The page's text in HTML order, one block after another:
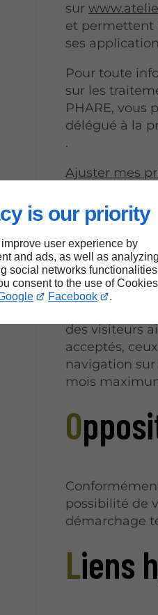
is our priority
user experience by
and ads, as well as analyzing
social networks
consent to the use of Cookies
Facebook .
sur
et permettent
ses
Pour toute
sur les
PHARE, vous
délégué à la
.
Ajuster mes
Les cookies
relatives à la
par Linkeo
des visiteurs
acceptés,
navigation sur
mois
possibilité de
démarchage
Liens